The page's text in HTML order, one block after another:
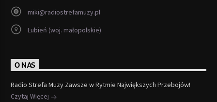
miki@radiostrefamuzy.pl
Lubień (woj. małopolskie)
O NAS
Radio Strefa Muzy Zawsze w Rytmie Największych Przebojów!
Czytaj Więcej